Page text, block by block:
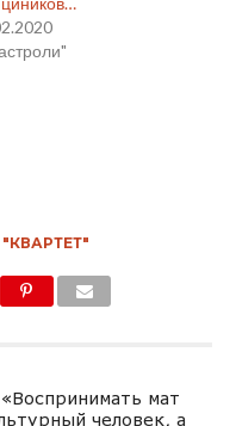
мат
человек, а